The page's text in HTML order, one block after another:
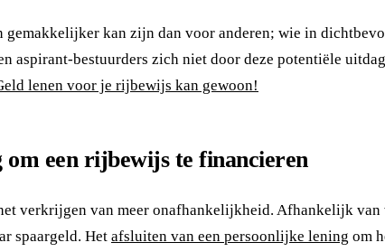
kan zijn dan voor anderen; wie in
bestuurders zich niet door deze potentiële
lenen voor je rijbewijs kan gewoon!
om een rijbewijs te financieren
verkrijgen van meer onafhankelijkheid. Afhankelijk
spaargeld. Het afsluiten van een persoonlijke lening om